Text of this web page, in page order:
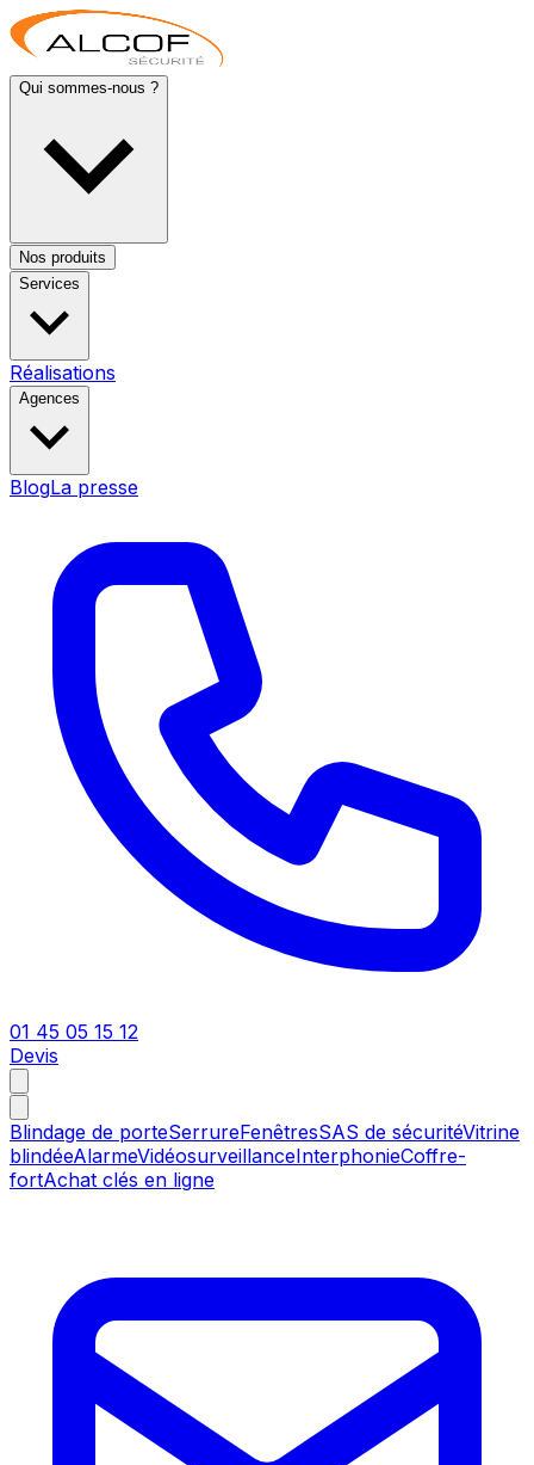
Qui sommes-nous ?
Nos produits
Services
Réalisations
Agences
BlogLa presse
01 45 05 15 12
Devis
Blindage de porteSerrureFenêtresSAS de sécuritéVitrine
blindéeAlarmeVidéosurveillanceInterphonieCoffre-
fortAchat clés en ligne